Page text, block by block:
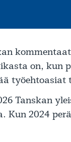
on, kun
työehtoasiat
Tanskan
Kun 2024